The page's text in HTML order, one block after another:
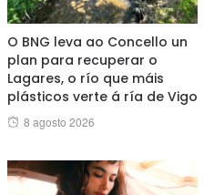
O BNG leva ao Concello un
plan para recuperar o
Lagares, o río que máis
plásticos verte á ría de Vigo
Posted
8 agosto 2026